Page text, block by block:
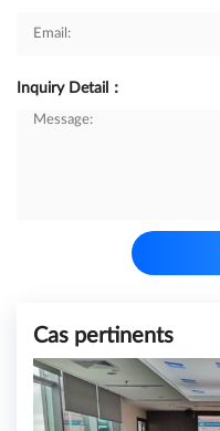
Inquiry Detail：
Cas pertinents